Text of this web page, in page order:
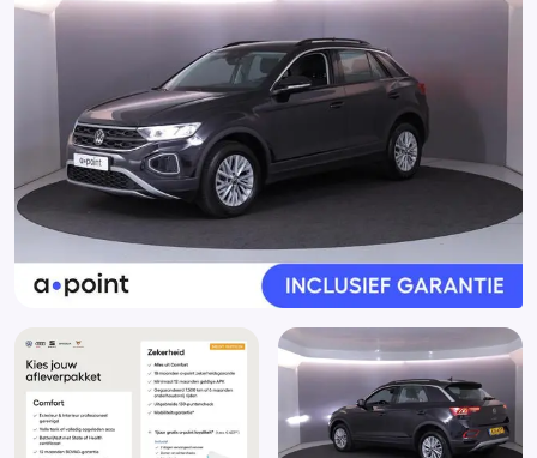
Bandenspanningscontrolesysteem
Bestuurdersstoel in hoogte verstelbaar
Binnenspiegel automatisch dimmend
Bots waarschuwing systeem
Brake Assist System
Buitenspiegels elektrisch verstel- en verwarmbaar
Dimlichten automatisch
Elektrische ramen achter
Elektronisch Sper Differentieel
Elektronisch Stabiliteits Programma
Grootlichtassistent
Hill hold functie